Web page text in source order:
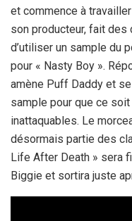
et commence à
son producteur, fait des
d’utiliser un sample du
pour « Nasty Boy ».
amène Puff Daddy et
sample pour que ce
inattaquables. Le
désormais partie des
Life After Death » sera
Biggie et sortira juste